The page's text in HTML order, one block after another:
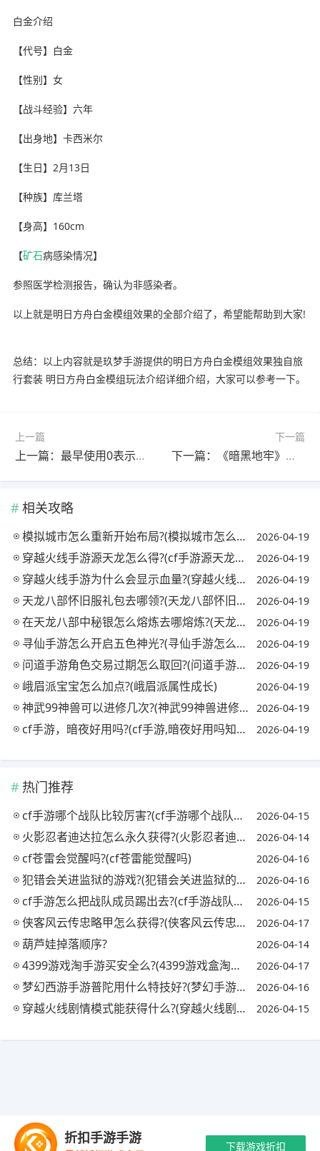
白金介绍
【代号】白金
【性别】女
【战斗经验】六年
【出身地】卡西米尔
【生日】2月13日
【种族】库兰塔
【身高】160cm
【矿石病感染情况】
参照医学检测报告，确认为非感染者。
以上就是明日方舟白金模组效果的全部介绍了，希望能帮助到大家!
总结：以上内容就是玖梦手游提供的明日方舟白金模组效果独自旅
行套装 明日方舟白金模组玩法介绍详细介绍，大家可以参考一下。
上一篇
上一篇：最早使用0表示零的国家?(最早使用0表示零的国家或民族)
下一篇
下一篇：《暗黑地牢》被弃下的行李有什么用(暗黑地牢被遗弃者)
相关攻略
模拟城市怎么重新开始布局?(模拟城市怎么样重新布局) 2026-04-19
穿越火线手游源天龙怎么得?(cf手游源天龙怎么获得) 2026-04-19
穿越火线手游为什么会显示血量?(穿越火线手机版显示的血量怎么开) 2026-04-19
天龙八部怀旧服礼包去哪领?(天龙八部怀旧服哪里有礼包) 2026-04-19
在天龙八部中秘银怎么熔炼去哪熔炼?(天龙八部秘银溶剂怎么获得) 2026-04-19
寻仙手游怎么开启五色神光?(寻仙手游怎么开启五色神光任务) 2026-04-19
问道手游角色交易过期怎么取回?(问道手游角色过期哪里取回) 2026-04-19
峨眉派宝宝怎么加点?(峨眉派属性成长) 2026-04-19
神武99神兽可以进修几次?(神武99神兽进修后属性) 2026-04-19
cf手游，暗夜好用吗?(cf手游,暗夜好用吗知乎) 2026-04-19
热门推荐
cf手游哪个战队比较厉害?(cf手游哪个战队最强) 2026-04-15
火影忍者迪达拉怎么永久获得?(火影忍者迪达拉怎么获取) 2026-04-14
cf苍雷会觉醒吗?(cf苍雷能觉醒吗) 2026-04-16
犯错会关进监狱的游戏?(犯错会关进监狱的游戏吗) 2026-04-16
cf手游怎么把战队成员踢出去?(cf手游战队怎么踢人) 2026-04-15
侠客风云传忠略甲怎么获得?(侠客风云传忠略甲对自己) 2026-04-17
葫芦娃掉落顺序? 2026-04-14
4399游戏淘手游买安全么?(4399游戏盒淘号有用吗) 2026-04-17
梦幻西游手游普陀用什么特技好?(梦幻手游普陀必备特技) 2026-04-16
穿越火线剧情模式能获得什么?(穿越火线剧情模式怎么过) 2026-04-15
折扣手游手游 下载游戏折扣
Copyright © 2021-2035 玖梦手游 版权所有 网站备案号：
2024039155号-2抵制不良游戏 拒绝盗版游戏 注意自我保护 谨防受骗上